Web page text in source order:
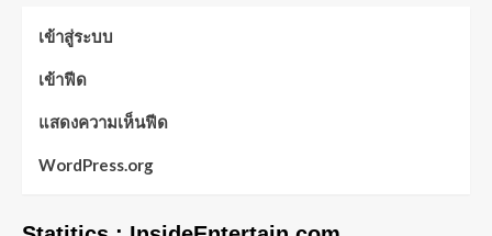
เข้าสู่ระบบ
เข้าฟีด
แสดงความเห็นฟีด
WordPress.org